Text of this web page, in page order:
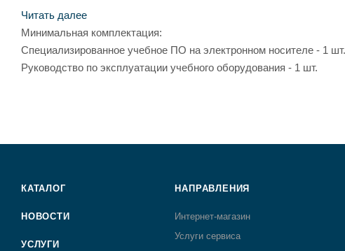
Читать далее
Минимальная комплектация:
Специализированное учебное ПО на электронном носителе - 1 шт.
Руководство по эксплуатации учебного оборудования - 1 шт.
КАТАЛОГ
НОВОСТИ
УСЛУГИ
НАПРАВЛЕНИЯ
Интернет-магазин
Услуги сервиса